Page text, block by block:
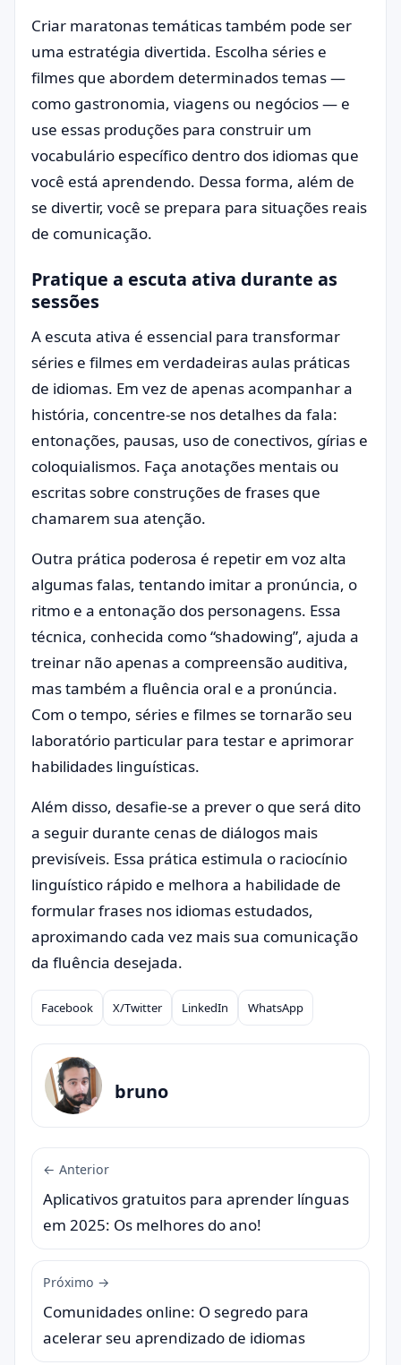
Criar maratonas temáticas também pode ser
uma estratégia divertida. Escolha séries e
filmes que abordem determinados temas —
como gastronomia, viagens ou negócios — e
use essas produções para construir um
vocabulário específico dentro dos idiomas que
você está aprendendo. Dessa forma, além de
se divertir, você se prepara para situações reais
de comunicação.
Pratique a escuta ativa durante as
sessões
A escuta ativa é essencial para transformar
séries e filmes em verdadeiras aulas práticas
de idiomas. Em vez de apenas acompanhar a
história, concentre-se nos detalhes da fala:
entonações, pausas, uso de conectivos, gírias e
coloquialismos. Faça anotações mentais ou
escritas sobre construções de frases que
chamarem sua atenção.
Outra prática poderosa é repetir em voz alta
algumas falas, tentando imitar a pronúncia, o
ritmo e a entonação dos personagens. Essa
técnica, conhecida como “shadowing”, ajuda a
treinar não apenas a compreensão auditiva,
mas também a fluência oral e a pronúncia.
Com o tempo, séries e filmes se tornarão seu
laboratório particular para testar e aprimorar
habilidades linguísticas.
Além disso, desafie-se a prever o que será dito
a seguir durante cenas de diálogos mais
previsíveis. Essa prática estimula o raciocínio
linguístico rápido e melhora a habilidade de
formular frases nos idiomas estudados,
aproximando cada vez mais sua comunicação
da fluência desejada.
Compartilhar
Facebook X/Twitter LinkedIn WhatsApp
bruno
← Anterior
Aplicativos gratuitos para aprender línguas
em 2025: Os melhores do ano!
Próximo →
Comunidades online: O segredo para
acelerar seu aprendizado de idiomas